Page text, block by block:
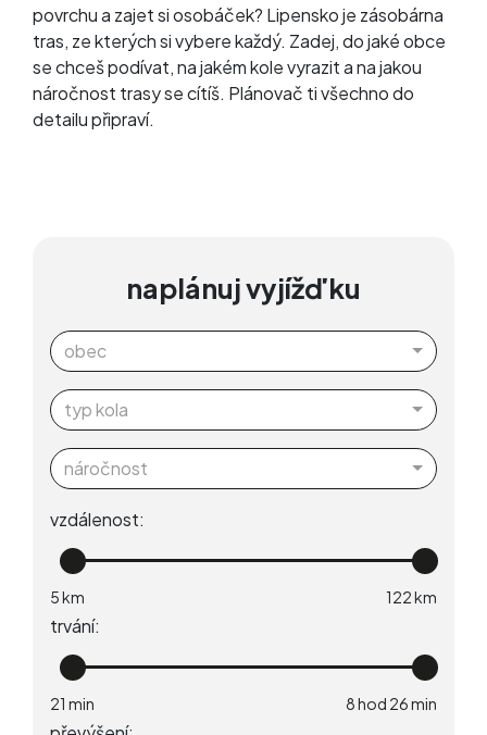
povrchu a zajet si osobáček? Lipensko je zásobárna
tras, ze kterých si vybere každý. Zadej, do jaké obce
se chceš podívat, na jakém kole vyrazit a na jakou
náročnost trasy se cítíš. Plánovač ti všechno do
detailu připraví.
naplánuj vyjížďku
obec
typ kola
náročnost
vzdálenost:
trvání: